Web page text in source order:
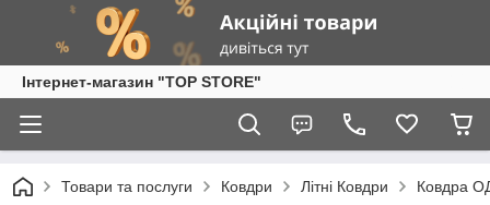
Інтернет-магазин "TOP STORE"
Товари та послуги Ковдри Літні Ковдри Ковдра